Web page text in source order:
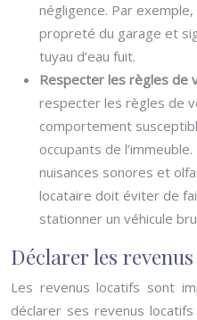
négligence. Par
propreté du garage et
tuyau d’eau fuit.
Respecter les règles de
respecter les règles de
comportement
occupants de
nuisances sonores et
locataire doit éviter de
stationner un véhicule
Déclarer les
Les revenus locatifs sont
déclarer ses revenus